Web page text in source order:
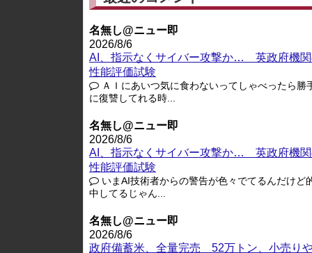
名無し@ニュー即
2026/8/6
AI、指示なくサイバー攻撃か… 英政府機
性能評価試験
ＡＩにあいつ気に食わないってしゃべったら勝
に復讐してれる時...
名無し@ニュー即
2026/8/6
AI、指示なくサイバー攻撃か… 英政府機
性能評価試験
いまAI技術者からの警告が色々でてるんだけど
中してるじゃん...
名無し@ニュー即
2026/8/6
政府備蓄米、全量完売 52万トン、小売り